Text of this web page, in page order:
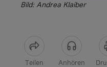
Bild: Andrea Klaiber
Teilen Anhören